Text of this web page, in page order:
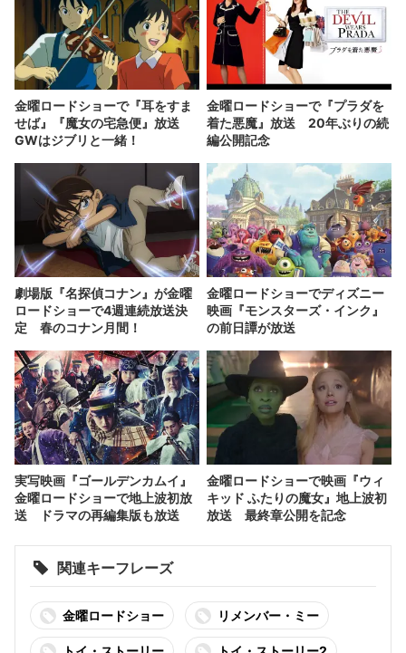
金曜ロードショーで『耳をすま
せば』『魔女の宅急便』放送
GWはジブリと一緒！
金曜ロードショーで『プラダを
着た悪魔』放送 20年ぶりの続
編公開記念
劇場版『名探偵コナン』が金曜
ロードショーで4週連続放送決
定 春のコナン月間！
金曜ロードショーでディズニー
映画『モンスターズ・インク』
の前日譚が放送
実写映画『ゴールデンカムイ』
金曜ロードショーで地上波初放
送 ドラマの再編集版も放送
金曜ロードショーで映画『ウィ
キッド ふたりの魔女』地上波初
放送 最終章公開を記念
関連キーフレーズ
金曜ロードショー リメンバー・ミー